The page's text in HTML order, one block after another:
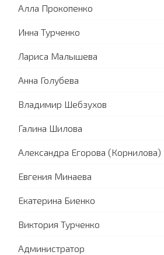
Алла Прокопенко
Инна Турченко
Лариса Малышева
Анна Голубева
Владимир Шебзухов
Галина Шилова
Александра Егорова (Корнилова)
Евгения Минаева
Екатерина Биенко
Виктория Турченко
Администратор